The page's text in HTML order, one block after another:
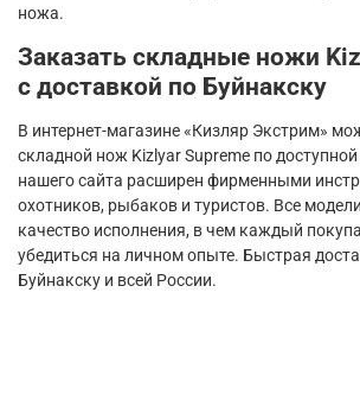
ножа.
Заказать складные ножи
с доставкой по Буйнакску
В интернет-магазине «Кизляр Экстрим»
складной нож KizlyarSupreme по
нашего сайта расширен фирменными
охотников, рыбаков и туристов. Все
качество исполнения, в чем каждый
убедиться на личном опыте. Быстрая
Буйнакску и всей России.